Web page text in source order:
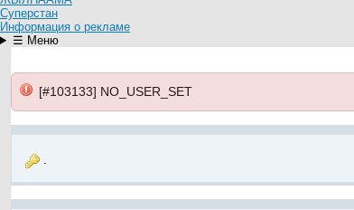
Суперстан
Информация о рекламе
☰ Меню
[#103133] NO_USER_SET
.